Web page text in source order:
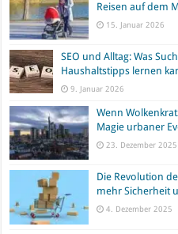
Reisen auf dem
15. Januar 2026
SEO und Alltag: Was
Haushaltstipps lernen
9. Januar 2026
Wenn
Magie urbaner
23. Dezember 2025
Die Revolution
mehr Sicherheit
4. Dezember 2025